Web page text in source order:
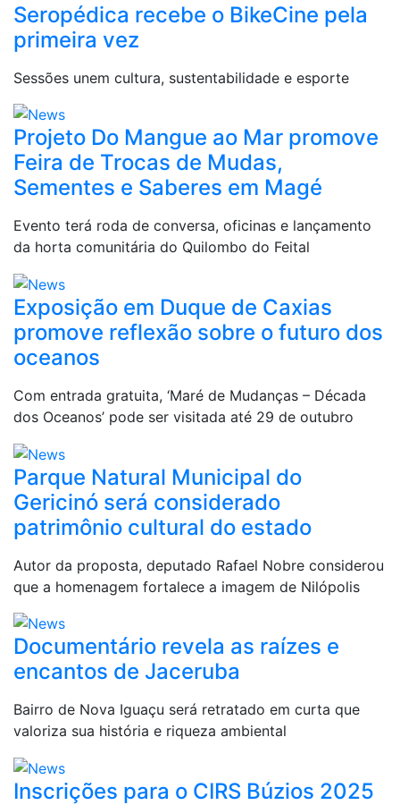
Seropédica recebe o BikeCine pela
primeira vez
Sessões unem cultura, sustentabilidade e esporte
Projeto Do Mangue ao Mar promove
Feira de Trocas de Mudas,
Sementes e Saberes em Magé
Evento terá roda de conversa, oficinas e lançamento
da horta comunitária do Quilombo do Feital
Exposição em Duque de Caxias
promove reflexão sobre o futuro dos
oceanos
Com entrada gratuita, ‘Maré de Mudanças – Década
dos Oceanos’ pode ser visitada até 29 de outubro
Parque Natural Municipal do
Gericinó será considerado
patrimônio cultural do estado
Autor da proposta, deputado Rafael Nobre considerou
que a homenagem fortalece a imagem de Nilópolis
Documentário revela as raízes e
encantos de Jaceruba
Bairro de Nova Iguaçu será retratado em curta que
valoriza sua história e riqueza ambiental
Inscrições para o CIRS Búzios 2025